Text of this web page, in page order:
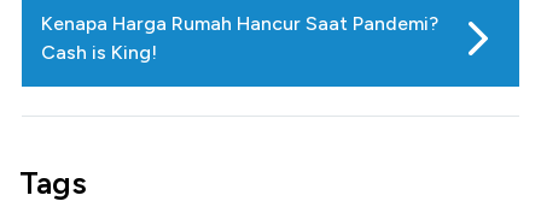
Kenapa Harga Rumah Hancur Saat Pandemi?
Cash is King!
Tags